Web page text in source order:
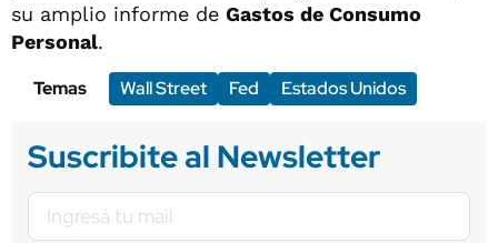
su amplio informe de Gastos de Consumo
Personal.
Temas
Wall Street Fed Estados Unidos
Suscribite al Newsletter